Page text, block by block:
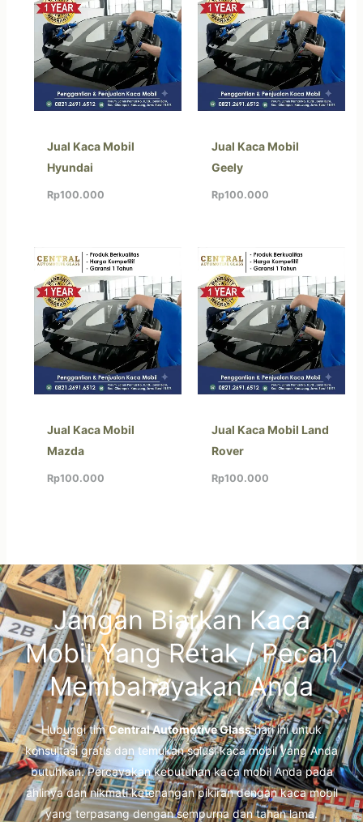
Jual Kaca Mobil
Hyundai
Rp100.000
Jual Kaca Mobil
Geely
Rp100.000
Jual Kaca Mobil
Mazda
Rp100.000
Jual Kaca Mobil Land
Rover
Rp100.000
Jangan Biarkan Kaca
Mobil Yang Retak / Pecah
Membahayakan Anda
Hubungi timCentral Automotive Glasshari ini untuk
konsultasi gratis dan temukan solusi kaca mobil yang Anda
butuhkan. Percayakan kebutuhan kaca mobil Anda pada
ahlinya dan nikmati ketenangan pikiran dengan kaca mobil
yang terpasang dengan sempurna dan tahan lama.